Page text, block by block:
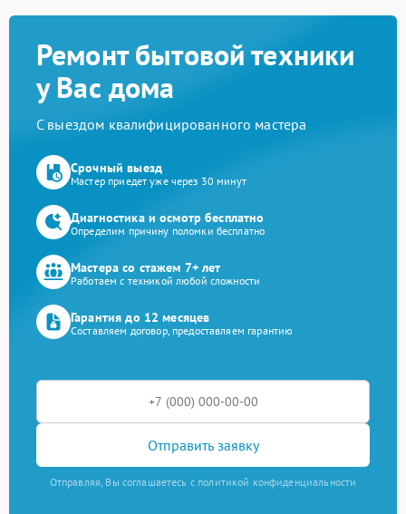
Ремонт бытовой техники
у Вас дома
С выездом квалифицированного мастера
Срочный выезд
Мастер приедет уже через 30 минут
Диагностика и осмотр бесплатно
Определим причину поломки бесплатно
Мастера со стажем 7+ лет
Работаем с техникой любой сложности
Гарантия до 12 месяцев
Составляем договор, предоставляем гарантию
Отправить заявку
Отправляя, Вы соглашаетесь с политикой конфиденциальности